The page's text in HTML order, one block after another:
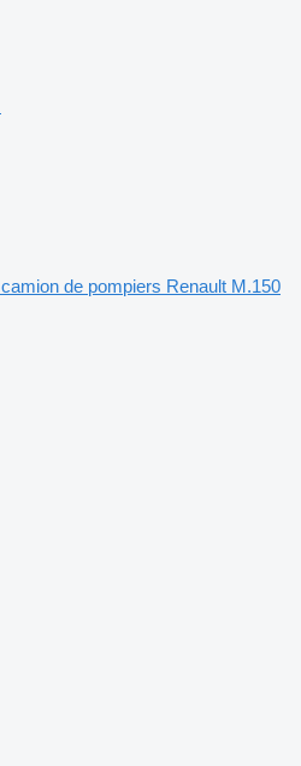
camion de pompiers Renault M.150